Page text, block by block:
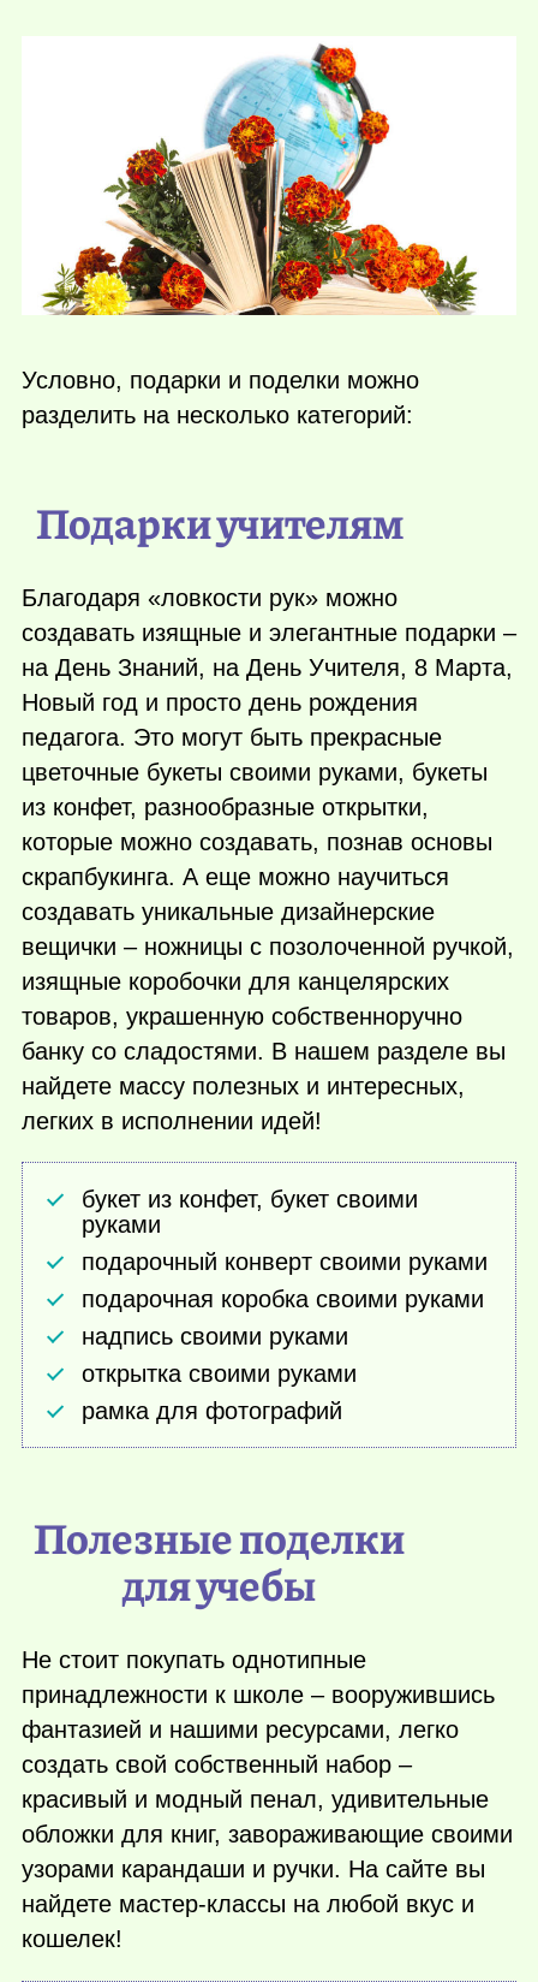
Условно, подарки и поделки можно
разделить на несколько категорий:
Подарки учителям
Благодаря «ловкости рук» можно
создавать изящные и элегантные подарки –
на День Знаний, на День Учителя, 8 Марта,
Новый год и просто день рождения
педагога. Это могут быть прекрасные
цветочные букеты своими руками, букеты
из конфет, разнообразные открытки,
которые можно создавать, познав основы
скрапбукинга. А еще можно научиться
создавать уникальные дизайнерские
вещички – ножницы с позолоченной ручкой,
изящные коробочки для канцелярских
товаров, украшенную собственноручно
банку со сладостями. В нашем разделе вы
найдете массу полезных и интересных,
легких в исполнении идей!
букет из конфет, букет своими
руками
подарочный конверт своими руками
подарочная коробка своими руками
надпись своими руками
открытка своими руками
рамка для фотографий
Полезные поделки
для учебы
Не стоит покупать однотипные
принадлежности к школе – вооружившись
фантазией и нашими ресурсами, легко
создать свой собственный набор –
красивый и модный пенал, удивительные
обложки для книг, завораживающие своими
узорами карандаши и ручки. На сайте вы
найдете мастер-классы на любой вкус и
кошелек!